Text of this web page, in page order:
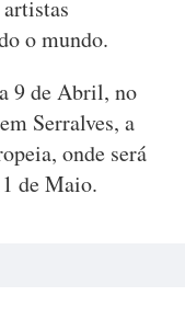
o mundo.
9 de Abril, no
Serralves, a
onde será
de Maio.